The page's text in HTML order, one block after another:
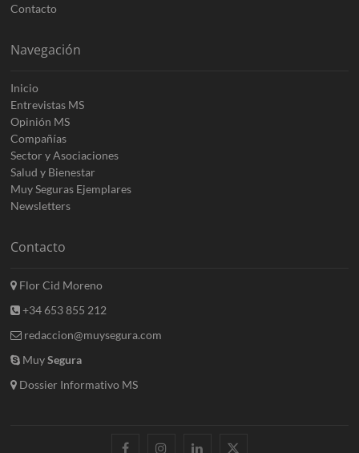
Contacto
Navegación
Inicio
Entrevistas MS
Opinión MS
Compañías
Sector y Asociaciones
Salud y Bienestar
Muy Seguras Ejemplares
Newsletters
Contacto
Flor Cid Moreno
+34 653 855 212
redaccion@muysegura.com
MuySegura
Dossier Informativo MS
facebookinstagram
linkedin